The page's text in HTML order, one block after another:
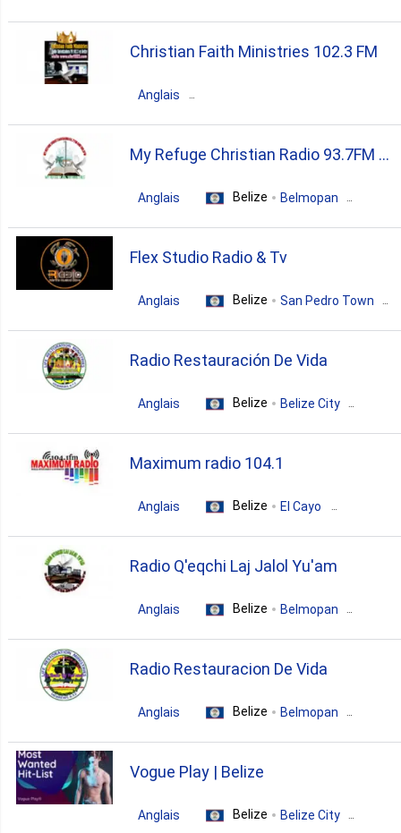
Christian Faith Ministries 102.3 FM
Anglais
My Refuge Christian Radio 93.7FM &
100.5FM
Anglais Belize Belmopan
Flex Studio Radio & Tv
Anglais Belize San Pedro Town
Radio Restauración De Vida
Anglais Belize Belize City
Maximum radio 104.1
Anglais Belize El Cayo
Radio Q'eqchi Laj Jalol Yu'am
Anglais Belize Belmopan
Radio Restauracion De Vida
Anglais Belize Belmopan
Vogue Play | Belize
Anglais Belize Belize City